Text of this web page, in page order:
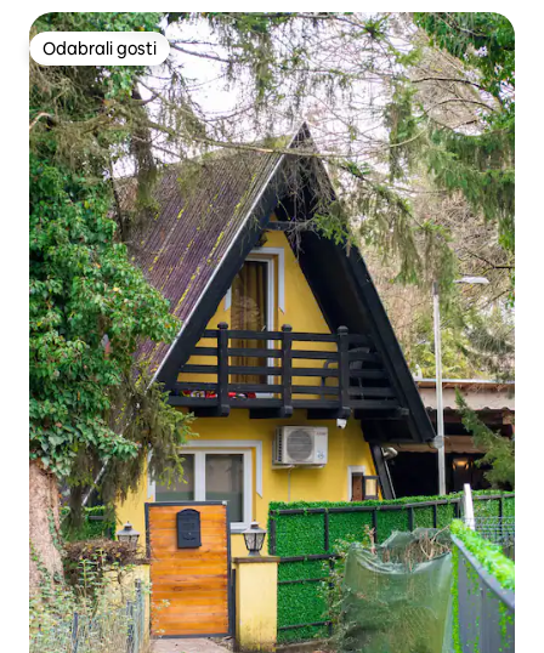
Odabrali gosti
Odabrali gosti